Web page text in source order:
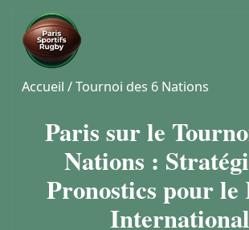
Accueil /Tournoi des 6 Nations
Paris sur le
Nations :
Pronostics pour le
International